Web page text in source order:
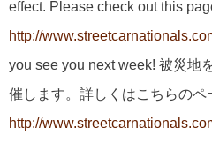
effect. Please check out this
http://
you see you next week! 被災地
催します。詳しくはこちらのペ
http://